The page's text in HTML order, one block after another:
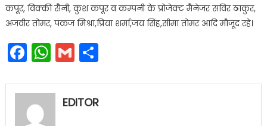
कपूर, विक्की सैनी, कुश कपूर व कम्पनी के प्रोजेक्ट मैनेजर सविर ठाकुर,
अजवीर तोमर, पंकज मिश्रा,प्रिया शर्मा,जय सिंह,सीमा तोमर आदि मौजूद रहे।
Facebook
WhatsApp
GmailShare
EDITOR